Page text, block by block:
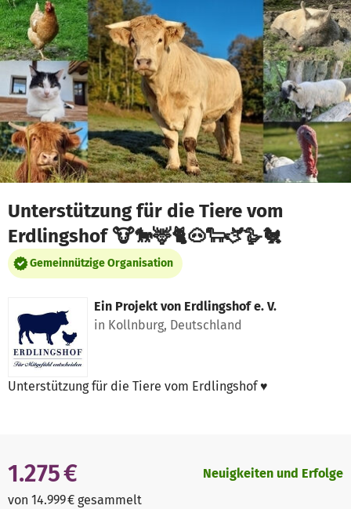
Zum Hauptinhalt springen
Erklärung zur Barrierefreiheit anzeigen
Unterstützung für die Tiere vom
Erdlingshof 🐮🐎🦌🐈🐽🐑🫏🪿🐔
Gemeinnützige Organisation
Ein Projekt von Erdlingshof e. V.
in Kollnburg, Deutschland
Unterstützung für die Tiere vom Erdlingshof ♥️
1.275 €
von 14.999 € gesammelt
Neuigkeiten und Erfolge